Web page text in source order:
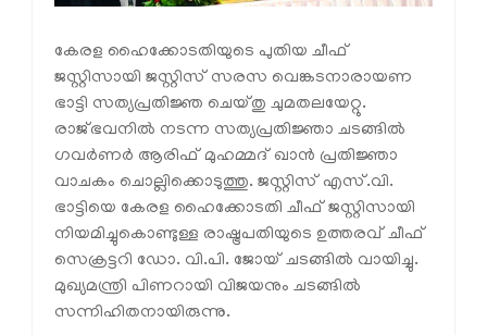
കേരള ഹൈക്കോടതിയുടെ പുതിയ ചീഫ്
ജസ്റ്റിസായി ജസ്റ്റിസ് സരസ വെങ്കടനാരായണ
ഭാട്ടി സത്യപ്രതിജ്ഞ ചെയ്തു ചുമതലയേറ്റു.
രാജ്ഭവനിൽ നടന്ന സത്യപ്രതിജ്ഞാ ചടങ്ങിൽ
ഗവർണർ ആരിഫ് മുഹമ്മദ് ഖാൻ പ്രതിജ്ഞാ
വാചകം ചൊല്ലിക്കൊടുത്തു. ജസ്റ്റിസ് എസ്.വി.
ഭാട്ടിയെ കേരള ഹൈക്കോടതി ചീഫ് ജസ്റ്റിസായി
നിയമിച്ചുകൊണ്ടുള്ള രാഷ്ട്രപതിയുടെ ഉത്തരവ് ചീഫ്
സെക്രട്ടറി ഡോ. വി.പി. ജോയ് ചടങ്ങിൽ വായിച്ചു.
മുഖ്യമന്ത്രി പിണറായി വിജയനും ചടങ്ങിൽ
സന്നിഹിതനായിരുന്നു.